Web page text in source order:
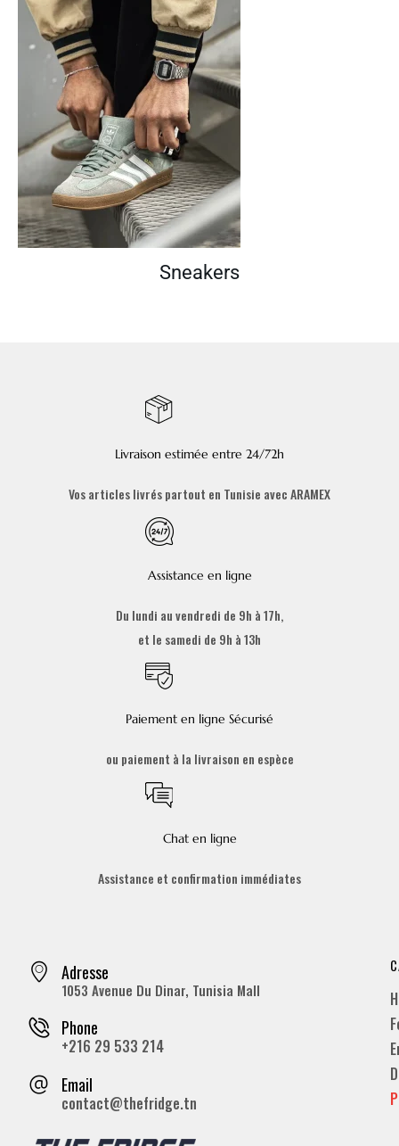
Sneakers
Livraison estimée entre 24/72h
Vos articles livrés partout en Tunisie avec ARAMEX
Assistance en ligne
Du lundi au vendredi de 9h à 17h,
et le samedi de 9h à 13h
Paiement en ligne Sécurisé
ou paiement à la livraison en espèce
Chat en ligne
Assistance et confirmation immédiates
Adresse
1053 Avenue Du Dinar, Tunisia Mall
Phone
+216 29 533 214
Email
contact@thefridge.tn